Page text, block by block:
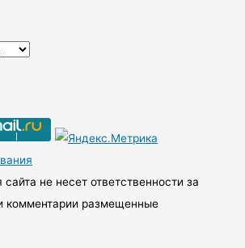
не несет ответственности за
комментарии размещенные